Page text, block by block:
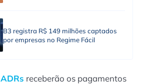
B3 registra R$ 149 milhões captados
por empresas no Regime Fácil
ADRs receberão os pagamentos